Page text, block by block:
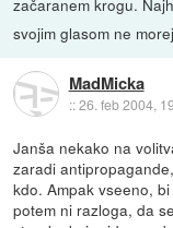
začaranem krogu.
svojim glasom ne
MadMicka
::26. feb 2004,
Janša nekako na
zaradi
kdo. Ampak vseeno,
potem ni razloga, da